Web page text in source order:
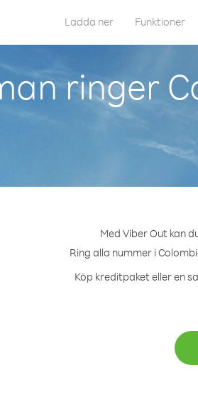
Ladda ner Funktioner
ringer
Med Viber Out kan
Ring alla nummer i
Köp kreditpaket eller en